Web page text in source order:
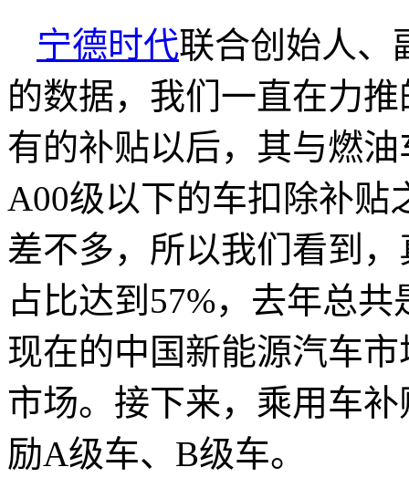
宁德时代联合创始人、
的数据，我们一直在力
有的补贴以后，其与燃
A00级以下的车扣除补贴
差不多，所以我们看到
占比达到57%，去年总
现在的中国新能源汽车
市场。接下来，乘用车
励A级车、B级车。